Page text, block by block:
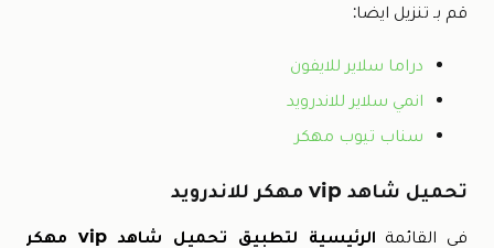
قم بـ تنزيل ايضا:
دراما سلاير للايفون
انمي سلاير للاندرويد
سناب تيوب مهكر
تحميل شاهد vip مهكر للاندرويد
في القائمة
الرئيسية لتطبيق تحميل شاهد vip مهكر